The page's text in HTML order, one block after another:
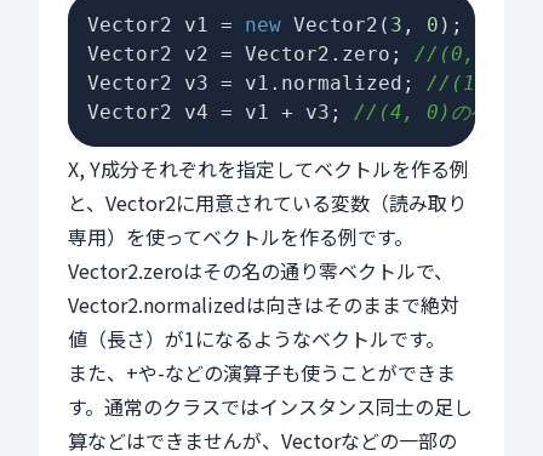
Vector2 v1 = new Vector2( 3 , 0 );
Vector2 v2 = Vector2.zero; //(0, 0)のベ
Vector2 v3 = v1.normalized; //(1, 0)の
Vector2 v4 = v1 + v3; //(4, 0)のベクト
X, Y成分それぞれを指定してベクトルを作る例
と、Vector2に用意されている変数（読み取り
専用）を使ってベクトルを作る例です。
Vector2.zeroはその名の通り零ベクトルで、
Vector2.normalizedは向きはそのままで絶対
値（長さ）が1になるようなベクトルです。
また、+や-などの演算子も使うことができま
す。通常のクラスではインスタンス同士の足し
算などはできませんが、Vectorなどの一部の